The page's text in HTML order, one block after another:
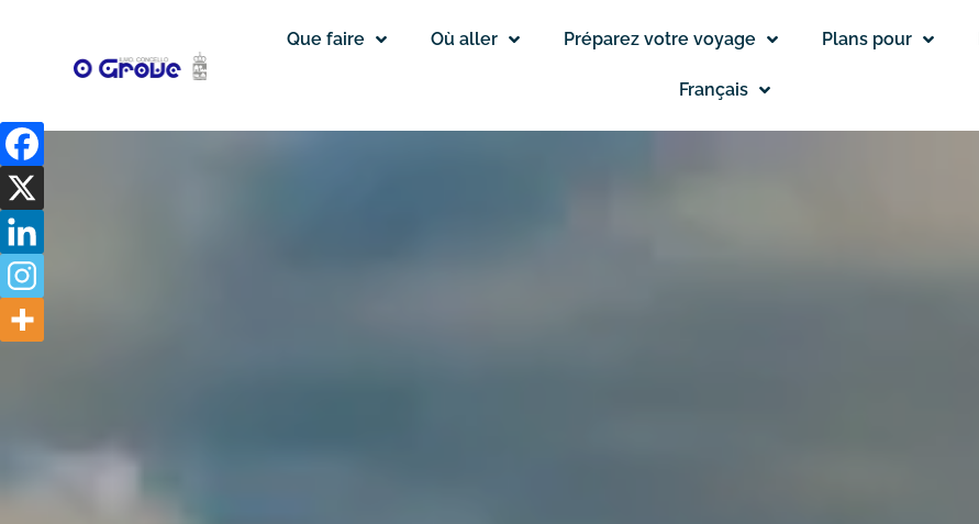
Que faire Où aller Préparez votre voyage Plans pour
Français
A
Siradella